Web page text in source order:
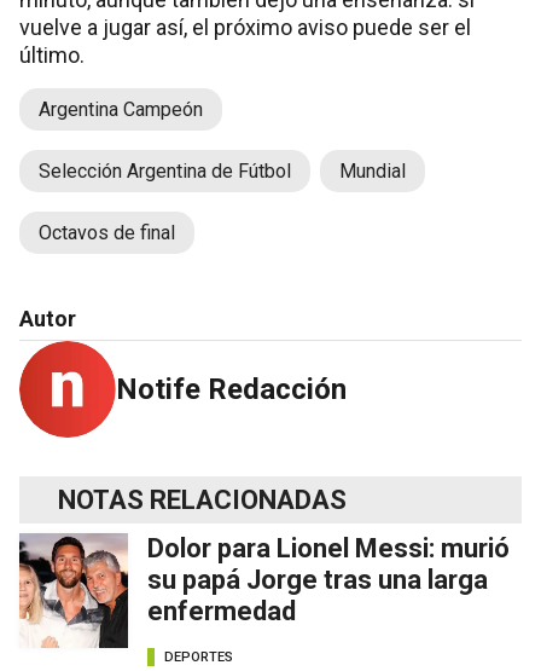
vuelve a jugar así, el próximo aviso puede ser el
último.
Argentina Campeón
Selección Argentina de Fútbol Mundial
Octavos de final
Autor
Notife Redacción
NOTAS RELACIONADAS
Dolor para Lionel Messi: murió
su papá Jorge tras una larga
enfermedad
DEPORTES